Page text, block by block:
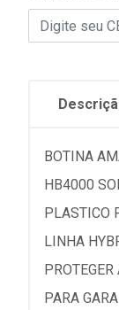
BOTINA
HB4000
PLASTICO
LINHA
PARA